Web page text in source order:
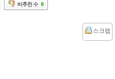
비추천 수 0
스크랩